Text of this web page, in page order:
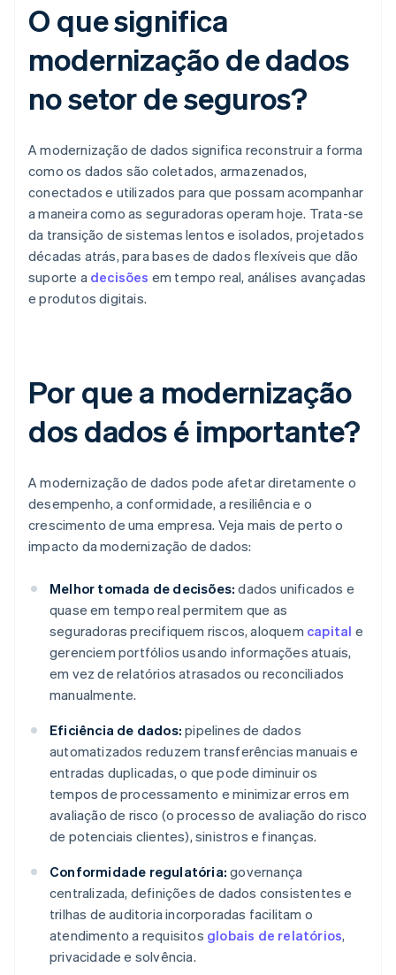
O que significa
modernização de dados
no setor de seguros?
A modernização de dados significa reconstruir a forma
como os dados são coletados, armazenados,
conectados e utilizados para que possam acompanhar
a maneira como as seguradoras operam hoje. Trata-se
da transição de sistemas lentos e isolados, projetados
décadas atrás, para bases de dados flexíveis que dão
suporte a decisões em tempo real, análises avançadas
e produtos digitais.
Por que a modernização
dos dados é importante?
A modernização de dados pode afetar diretamente o
desempenho, a conformidade, a resiliência e o
crescimento de uma empresa. Veja mais de perto o
impacto da modernização de dados:
Melhor tomada de decisões: dados unificados e
quase em tempo real permitem que as
seguradoras precifiquem riscos, aloquem capital e
gerenciem portfólios usando informações atuais,
em vez de relatórios atrasados ou reconciliados
manualmente.
Eficiência de dados: pipelines de dados
automatizados reduzem transferências manuais e
entradas duplicadas, o que pode diminuir os
tempos de processamento e minimizar erros em
avaliação de risco (o processo de avaliação do risco
de potenciais clientes), sinistros e finanças.
Conformidade regulatória: governança
centralizada, definições de dados consistentes e
trilhas de auditoria incorporadas facilitam o
atendimento a requisitos globais de relatórios,
privacidade e solvência.